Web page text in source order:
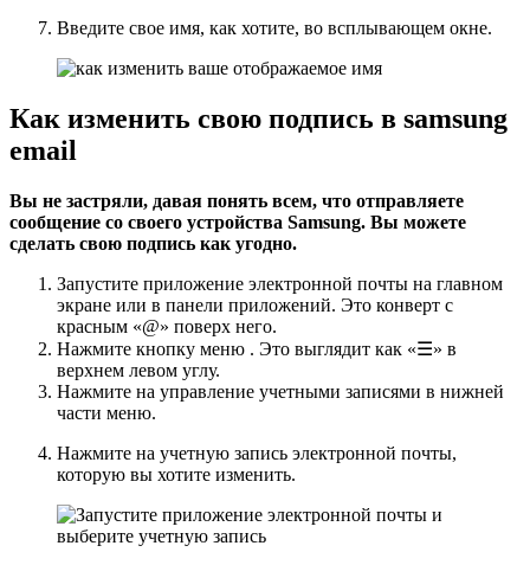
Введите свое имя, как хотите, во всплывающем окне.
Как изменить свою подпись в samsung
email
Вы не застряли, давая понять всем, что отправляете
сообщение со своего устройства Samsung. Вы можете
сделать свою подпись как угодно.
Запустите приложение электронной почты на главном
экране или в панели приложений. Это конверт с
красным «@» поверх него.
Нажмите кнопку меню . Это выглядит как «☰» в
верхнем левом углу.
Нажмите на управление учетными записями в нижней
части меню.
Нажмите на учетную запись электронной почты,
которую вы хотите изменить.